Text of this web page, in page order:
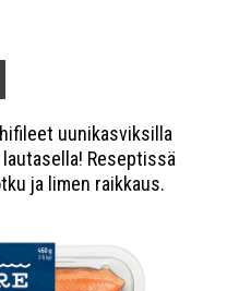
uunikasviksilla
Reseptissä
ja limen raikkaus.